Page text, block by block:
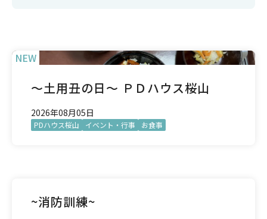
NEW
～土用丑の日～ ＰＤハウス桜山
2026年08月05日
PDハウス桜山 イベント・行事 お食事
~消防訓練~